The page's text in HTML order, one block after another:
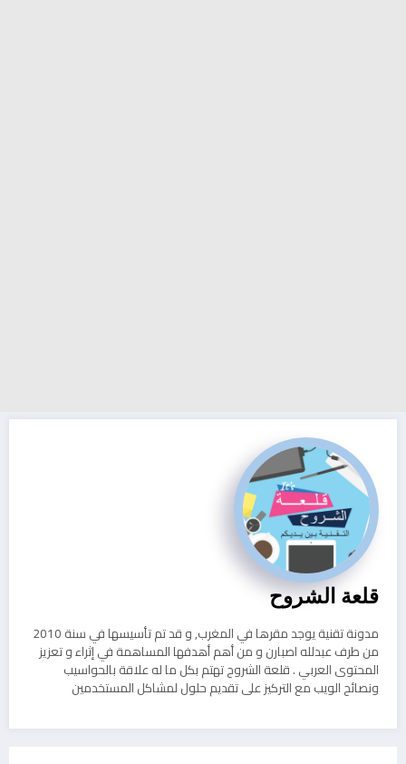
قلعة الشروح
مدونة تقنية يوجد مقرها في المغرب, و قد تم تأسيسها في سنة 2010
من طرف عبدلله اصبارن و من أهم أهدفها المساهمة في إثراء و تعزيز
المحتوى العربي . قلعة الشروح تهتم بكل ما له علاقة بالحواسيب
ونصائح الويب مع التركيز على تقديم حلول لمشاكل المستخدمين